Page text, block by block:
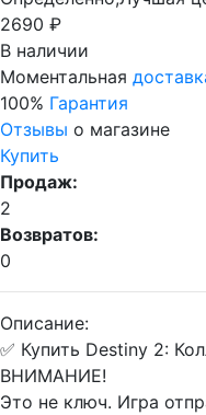
2690 ₽
В наличии
Моментальная
100% Гарантия
Отзывы о магазине
Купить
Продаж:
2
Возвратов:
0
Описание:
✅ Купить Destiny 2:
ВНИМАНИЕ!
Это не ключ. Игра